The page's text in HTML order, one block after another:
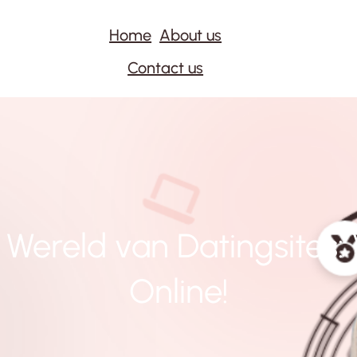
Home About us
Contact us
van
Online!